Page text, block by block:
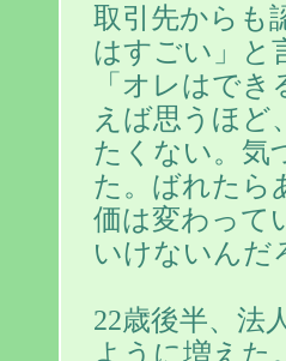
取引先からも
はすごい」と
「オレはで
えば思うほど
たくない。気
た。ばれたら
価は変わって
いけないんだ
22歳後半、法
ように増えた